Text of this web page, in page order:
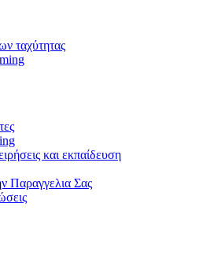
ταχύτητας
και εκπαίδευση
Παραγγελια Σας